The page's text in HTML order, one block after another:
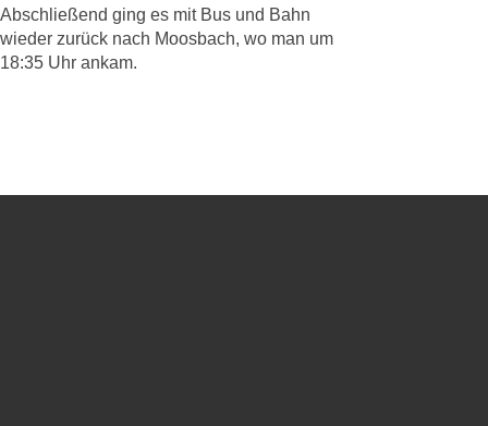
Abschließend ging es mit Bus und Bahn
wieder zurück nach Moosbach, wo man um
18:35 Uhr ankam.